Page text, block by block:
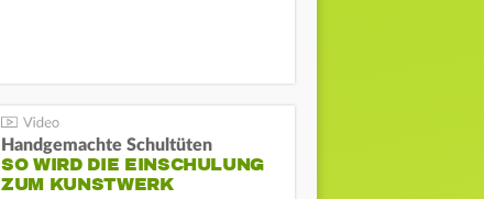
Handgemachte Schultüten
SO WIRD DIE EINSCHULUNG
ZUM KUNSTWERK